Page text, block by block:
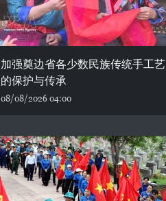
加强奠边省各少数民族传统手工艺
的保护与传承
08/08/2026 04:00